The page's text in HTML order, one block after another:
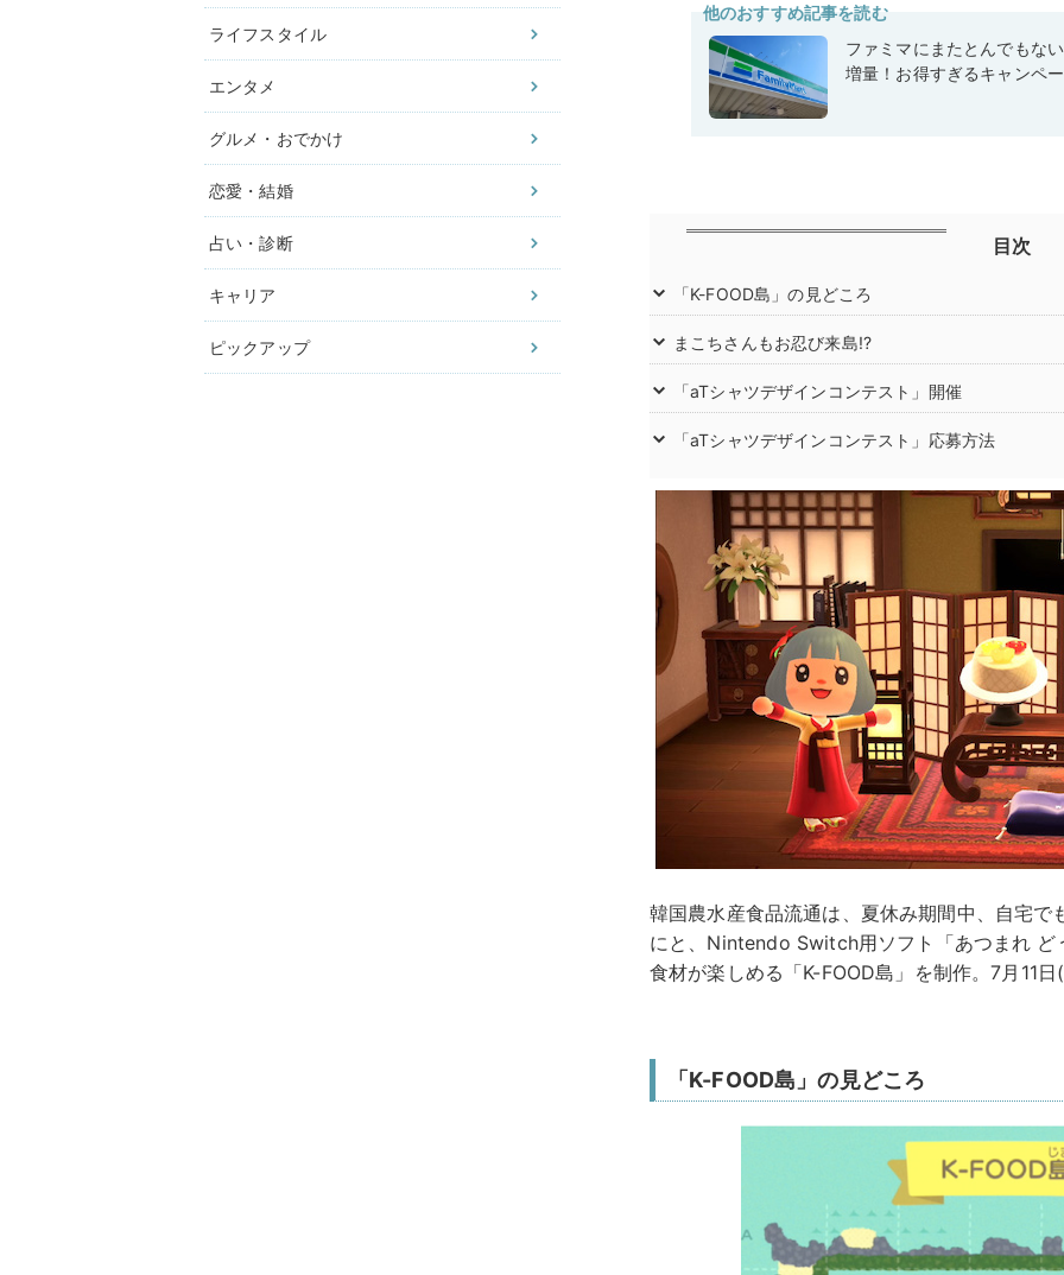
ライフスタイル
エンタメ
グルメ・おでかけ
恋愛・結婚
占い・診断
キャリア
ピックアップ
他のおすすめ記事を読む
ファミマにまたとんでもな
増量！お得すぎるキャンペ
目次
「K-FOOD島」の見どころ
まこちさんもお忍び来島!?
「aTシャツデザインコンテスト」開催
「aTシャツデザインコンテスト」応募方法
韓国農水産食品流通は、夏休み期間中、自宅で
にと、Nintendo Switch用ソフト「あつまれ ど
食材が楽しめる「K-FOOD島」を制作。7月11
「K-FOOD島」の見どころ